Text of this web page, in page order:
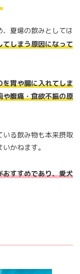
夏場の飲みとしては
てしまう原因になって
胃や腸に入れてしま
腹痛・食欲不振の原
いる飲み物も本来摂取
かねます。
すすめであり、愛犬